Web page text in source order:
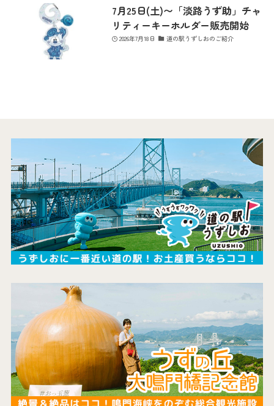
館内のご案内
7月25日(土)〜「淡路うず助」チャ
リティーキーホルダー販売開始
2026年7月18日 道の駅うずしおのご紹介